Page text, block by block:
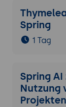
Spring
1 Tag
Spring
Nutzung
Projekten